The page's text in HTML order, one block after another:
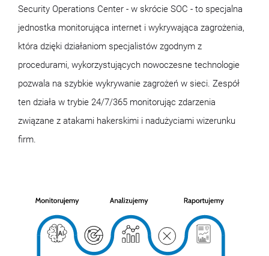
Security Operations Center - w skrócie SOC - to specjalna
jednostka monitorująca internet i wykrywająca zagrożenia,
która dzięki działaniom specjalistów zgodnym z
procedurami, wykorzystujących nowoczesne technologie
pozwala na szybkie wykrywanie zagrożeń w sieci. Zespół
ten działa w trybie 24/7/365 monitorując zdarzenia
związane z atakami hakerskimi i nadużyciami wizerunku
firm.